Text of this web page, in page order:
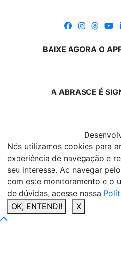
BAIXE AGORA O
A ABRASCE É
Nós utilizamos cookies para
experiência de navegação e
seu interesse. Ao navegar
com este monitoramento e o
de dúvidas, acesse nossa
OK, ENTENDI!
X